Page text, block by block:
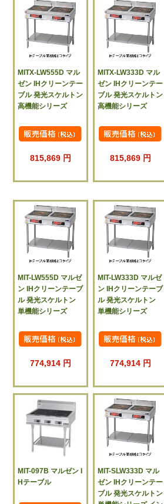
MITX-LW555D マル
ゼン IHクリーンテー
ブル 発光スケルトン
高機能シリーズ
815,869 円
MITX-LW333D マル
ゼン IHクリーンテー
ブル 発光スケルトン
高機能シリーズ
815,869 円
MIT-LW555D マルゼ
ン IHクリーンテーブ
ル 発光スケルトン
単機能シリーズ
774,914 円
MIT-LW333D マルゼ
ン IHクリーンテーブ
ル 発光スケルトン
単機能シリーズ
774,914 円
MIT-097B マルゼン I
Hテーブル
MIT-SLW333D マル
ゼン IHクリーンテー
ブル 発光スケルトン